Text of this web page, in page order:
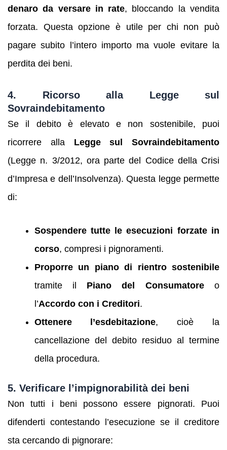
denaro da versare in rate, bloccando la vendita
forzata. Questa opzione è utile per chi non può
pagare subito l’intero importo ma vuole evitare la
perdita dei beni.
4. Ricorso alla Legge sul
Sovraindebitamento
Se il debito è elevato e non sostenibile, puoi
ricorrere alla Legge sul Sovraindebitamento
(Legge n. 3/2012, ora parte del Codice della Crisi
d’Impresa e dell’Insolvenza). Questa legge permette
di:
Sospendere tutte le esecuzioni forzate in
corso, compresi i pignoramenti.
Proporre un piano di rientro sostenibile
tramite il Piano del Consumatoreo
l’Accordo con i Creditori.
Ottenere l’esdebitazione, cioè la
cancellazione del debito residuo al termine
della procedura.
5. Verificare l’impignorabilità dei beni
Non tutti i beni possono essere pignorati. Puoi
difenderti contestando l’esecuzione se il creditore
sta cercando di pignorare: